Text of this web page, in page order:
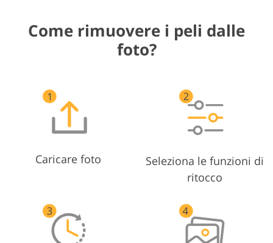
Come rimuovere i peli dalle
foto?
Caricare foto
Seleziona le funzioni di
ritocco